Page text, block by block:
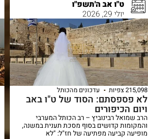
ט"ו אב ה'תשפ"ו
יולי 29, 2026
215,098 צפיות עדכונים מהכותל
לא פספסתם: הסוד של ט"ו באב
ויום הכיפורים
הרב שמואל רבינוביץ – רב הכותל המערבי
והמקומות קדושים בסוף מסכת תענית במשנה,
מופיעה קביעה מפתיעה של חז"ל: "לא